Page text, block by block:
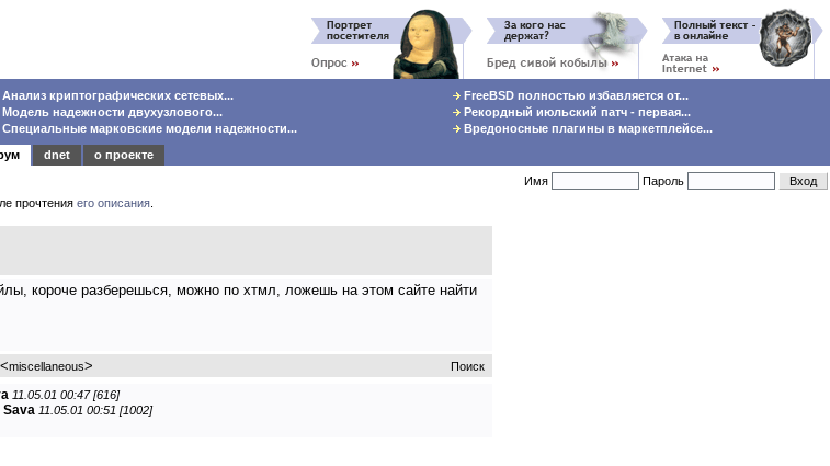
Анализ криптографических сетевых...
Модель надежности двухузлового...
Специальные марковские модели надежности...
FreeBSD полностью избавляется от...
Рекордный июльский патч - первая...
Вредоносные плагины в маркетплейсе...
dnet
о проекте
Имя Пароль
прочтения его описания
короче разберешься, можно по хтмл, ложешь на этом сайте найти
<miscellaneous> Поиск
11.05.01 00:47 [616]
Sava 11.05.01 00:51 [1002]